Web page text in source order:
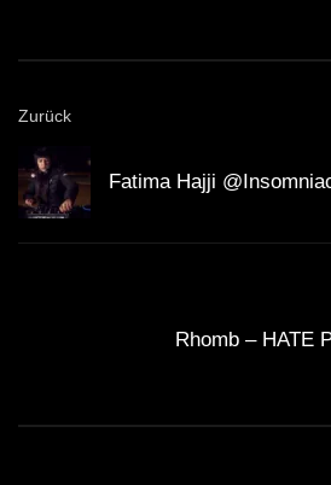
Zurück
Fatima Hajji
Rhomb – HATE